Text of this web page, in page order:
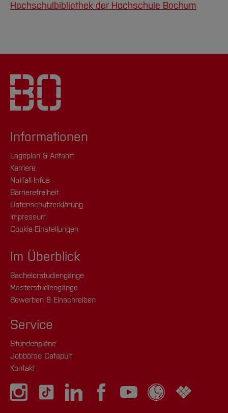
Hochschulbibliothek der Hochschule Bochum
Informationen
Lageplan & Anfahrt
Karriere
Notfall-Infos
Barrierefreiheit
Datenschutzerklärung
Impressum
Cookie-Einstellungen
Im Überblick
Bachelorstudiengänge
Masterstudiengänge
Bewerben & Einschreiben
Service
Stundenpläne
Jobbörse Catapult
Kontakt